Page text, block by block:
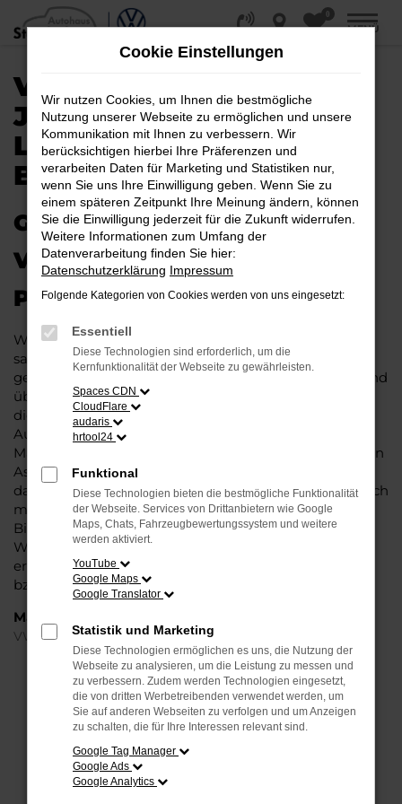
Zum
Hauptinhalt
0
MENÜ
VW POLO
JAHRESWAGEN |
LIEFERSERVICE NACH
BIELEFELD
GAS GEBEN IN BIELEFELD –
VIELLEICHT BALD IM VW
POLO JAHRESWAGEN
Wer Argumente für einen VW Polo Jahreswagen
sammelt, wird schnell fündig. Das Fahrzeug ist wie
geschaffen für Fahrten in Bielefeld und Umgebung und
überzeugt durch seine erstklassige Verarbeitung und
die Liebe zum Detail. Hinzu kommt, dass in puncto
Ausstattung in dieser Fahrzeugklasse regelrecht
Maßstäbe gesetzt werden, was sich vor allem in Sachen
Assistenzsysteme und Sicherheit widerspiegelt. Und
dann ist da noch das Design, dass Kenner sprichwörtlich
mit der Zunge schnalzen lässt. In kurzen Worten: für
Bielefeld ist eijn VW Polo Jahreswagen eine perfekte
Wahl, alldieweil Sie gegenüber einem Neuwagen
erheblich an Geld sparen und einen soliden Nachlass
bzw. Rabatt erhalten.
Marken
VW
FEHLER: NETWORK ERROR
Beim Laden ist ein Fehler aufgetreten.
Überprüfe deine Firewall und deine
Cookie Einstellungen
Wir nutzen Cookies, um Ihnen die bestmögliche
Nutzung unserer Webseite zu ermöglichen und unsere
Kommunikation mit Ihnen zu verbessern. Wir
berücksichtigen hierbei Ihre Präferenzen und
verarbeiten Daten für Marketing und Statistiken nur,
wenn Sie uns Ihre Einwilligung geben. Wenn Sie zu
einem späteren Zeitpunkt Ihre Meinung ändern, können
Sie die Einwilligung jederzeit für die Zukunft widerrufen.
Weitere Informationen zum Umfang der
Datenverarbeitung finden Sie hier:
Datenschutzerklärung Impressum
Folgende Kategorien von Cookies werden von uns eingesetzt:
Essentiell
Diese Technologien sind erforderlich, um die
Kernfunktionalität der Webseite zu gewährleisten.
Spaces CDN
CloudFlare
audaris
hrtool24
Funktional
Diese Technologien bieten die bestmögliche Funktionalität
der Webseite. Services von Drittanbietern wie Google
Maps, Chats, Fahrzeugbewertungssystem und weitere
werden aktiviert.
YouTube
Google Maps
Google Translator
Statistik und Marketing
Diese Technologien ermöglichen es uns, die Nutzung der
Webseite zu analysieren, um die Leistung zu messen und
zu verbessern. Zudem werden Technologien eingesetzt,
die von dritten Werbetreibenden verwendet werden, um
Sie auf anderen Webseiten zu verfolgen und um Anzeigen
zu schalten, die für Ihre Interessen relevant sind.
Google Tag Manager
Google Ads
Google Analytics